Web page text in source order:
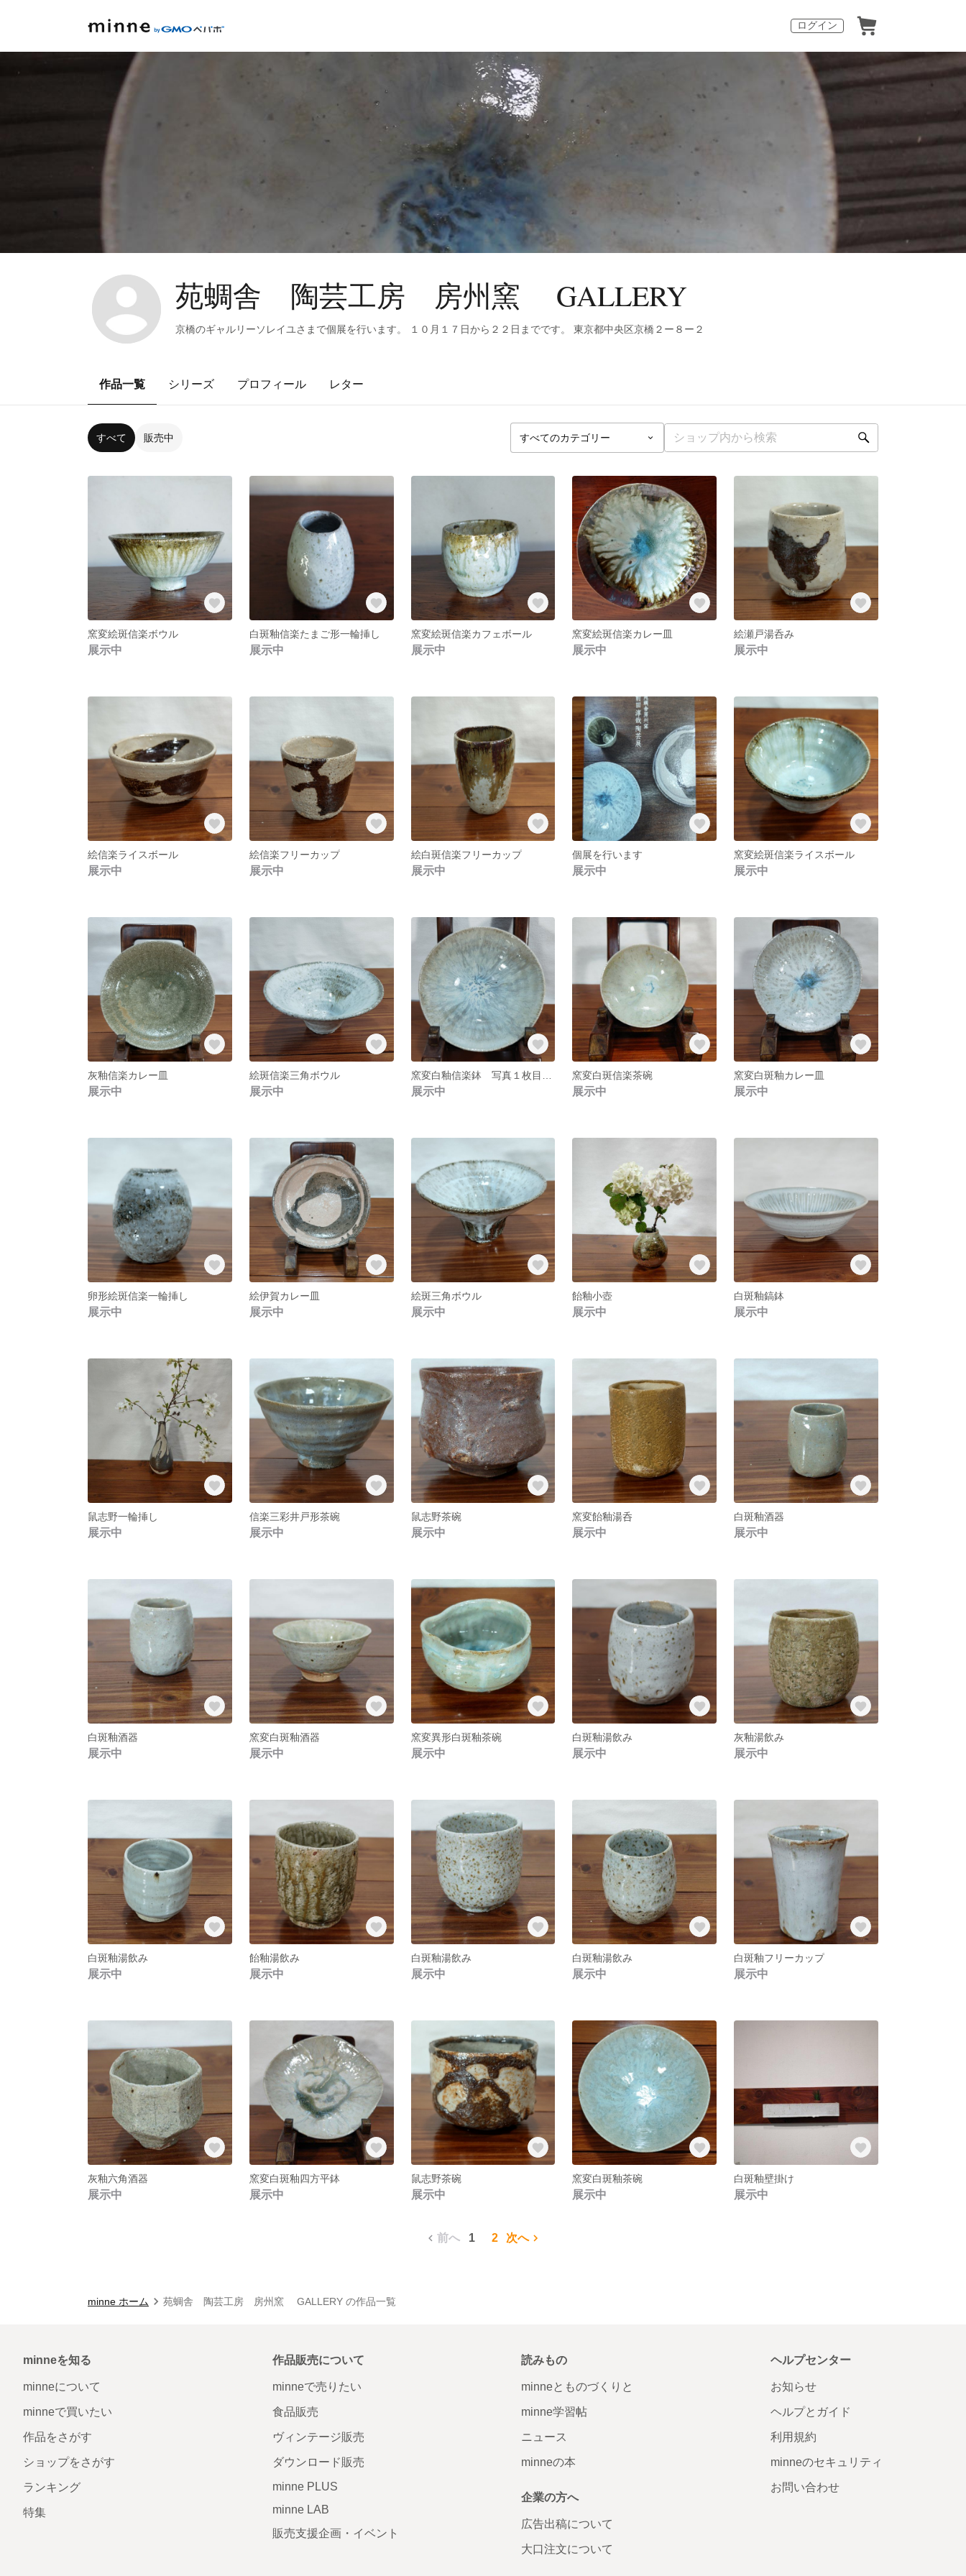
ログイン
苑蜩舎 陶芸工房 房州窯 GALLERY
京橋のギャルリーソレイユさまで個展を行います。 １０月１７日から２２日までです。 東京都中央区京橋２ー８ー２
作品一覧 シリーズ プロフィール レター
すべて 販売中
窯変絵斑信楽ボウル
展示中
白斑釉信楽たまご形一輪挿し
展示中
窯変絵斑信楽カフェボール
展示中
窯変絵斑信楽カレー皿
展示中
絵瀬戸湯呑み
展示中
絵信楽ライスボール
展示中
絵信楽フリーカップ
展示中
絵白斑信楽フリーカップ
展示中
個展を行います
展示中
窯変絵斑信楽ライスボール
展示中
灰釉信楽カレー皿
展示中
絵斑信楽三角ボウル
展示中 展示中
窯変白斑信楽茶碗
展示中
窯変白斑釉カレー皿
展示中
卵形絵斑信楽一輪挿し
展示中
絵伊賀カレー皿
展示中
絵斑三角ボウル
展示中
飴釉小壺
展示中
白斑釉鎬鉢
展示中
鼠志野一輪挿し
展示中
信楽三彩井戸形茶碗
展示中
鼠志野茶碗
展示中
窯変飴釉湯呑
展示中
白斑釉酒器
展示中
白斑釉酒器
展示中
窯変白斑釉酒器
展示中
窯変異形白斑釉茶碗
展示中
白斑釉湯飲み
展示中
灰釉湯飲み
展示中
白斑釉湯飲み
展示中
飴釉湯飲み
展示中
白斑釉湯飲み
展示中
白斑釉湯飲み
展示中
白斑釉フリーカップ
展示中
灰釉六角酒器
展示中
窯変白斑釉四方平鉢
展示中
鼠志野茶碗
展示中
窯変白斑釉茶碗
展示中
白斑釉壁掛け
展示中
前へ 1 2 次へ
minne ホーム 苑蜩舎 陶芸工房 房州窯 GALLERY の作品一覧
minneを知る
minneについて
minneで買いたい
作品をさがす
ショップをさがす
ランキング
特集
作品販売について
minneで売りたい
食品販売
ヴィンテージ販売
ダウンロード販売
minne PLUS
minne LAB
販売支援企画・イベント
読みもの
minneとものづくりと
minne学習帖
ニュース
minneの本
企業の方へ
広告出稿について
大口注文について
ヘルプセンター
お知らせ
ヘルプとガイド
利用規約
minneのセキュリティ
お問い合わせ